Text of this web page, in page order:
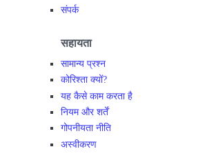
संपर्क
सहायता
सामान्य प्रश्न
कोरिश्ता क्यों?
यह कैसे काम करता है
नियम और शर्तें
गोपनीयता नीति
अस्वीकरण